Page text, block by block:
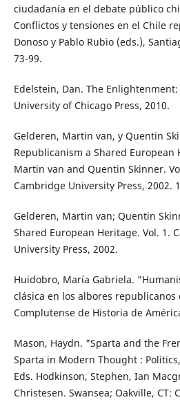
ciudadanía en el debate público
Conflictos y tensiones en el Chile
Donoso y Pablo Rubio (eds.),
73-99.
Edelstein, Dan. The
University of Chicago Press, 2010.
Gelderen, Martin van, y Quentin
Republicanism a Shared European
Martin van and Quentin Skinner.
Cambridge University Press, 2002.
Gelderen, Martin van; Quentin
Shared European Heritage. Vol. 1.
University Press, 2002.
Huidobro, María Gabriela.
clásica en los albores republicanos
Complutense de Historia de
Mason, Haydn. "Sparta and the
Sparta in Modern Thought :
Eds. Hodkinson, Stephen, Ian
Christesen. Swansea; Oakville, CT: